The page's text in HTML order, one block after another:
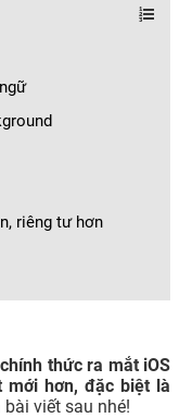
riêng tư hơn
thức ra mắt iOS
mới hơn, đặc biệt là
viết sau nhé!